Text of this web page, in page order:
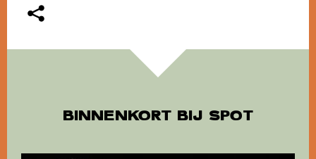
BINNENKORT BIJ SPOT